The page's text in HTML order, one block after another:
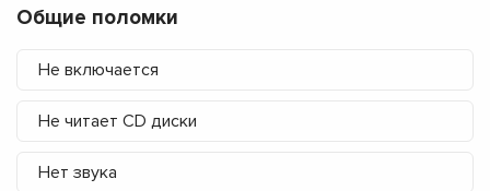
Общие поломки
Не включается
Не читает CD диски
Нет звука